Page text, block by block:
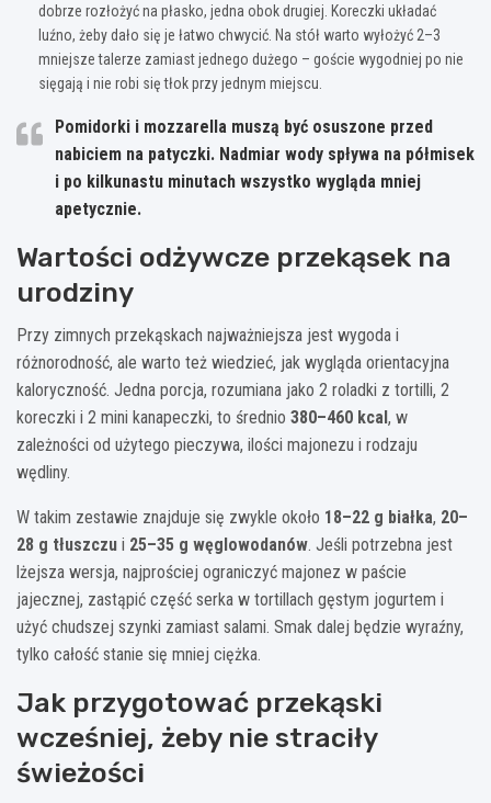
dobrze rozłożyć na płasko, jedna obok drugiej. Koreczki układać
luźno, żeby dało się je łatwo chwycić. Na stół warto wyłożyć 2–3
mniejsze talerze zamiast jednego dużego – goście wygodniej po nie
sięgają i nie robi się tłok przy jednym miejscu.
Pomidorki i mozzarella muszą być osuszone przed
nabiciem na patyczki. Nadmiar wody spływa na półmisek
i po kilkunastu minutach wszystko wygląda mniej
apetycznie.
Wartości odżywcze przekąsek na
urodziny
Przy zimnych przekąskach najważniejsza jest wygoda i
różnorodność, ale warto też wiedzieć, jak wygląda orientacyjna
kaloryczność. Jedna porcja, rozumiana jako 2 roladki z tortilli, 2
koreczki i 2 mini kanapeczki, to średnio 380–460 kcal, w
zależności od użytego pieczywa, ilości majonezu i rodzaju
wędliny.
W takim zestawie znajduje się zwykle około 18–22 g białka, 20–
28 g tłuszczu i 25–35 g węglowodanów. Jeśli potrzebna jest
lżejsza wersja, najprościej ograniczyć majonez w paście
jajecznej, zastąpić część serka w tortillach gęstym jogurtem i
użyć chudszej szynki zamiast salami. Smak dalej będzie wyraźny,
tylko całość stanie się mniej ciężka.
Jak przygotować przekąski
wcześniej, żeby nie straciły
świeżości